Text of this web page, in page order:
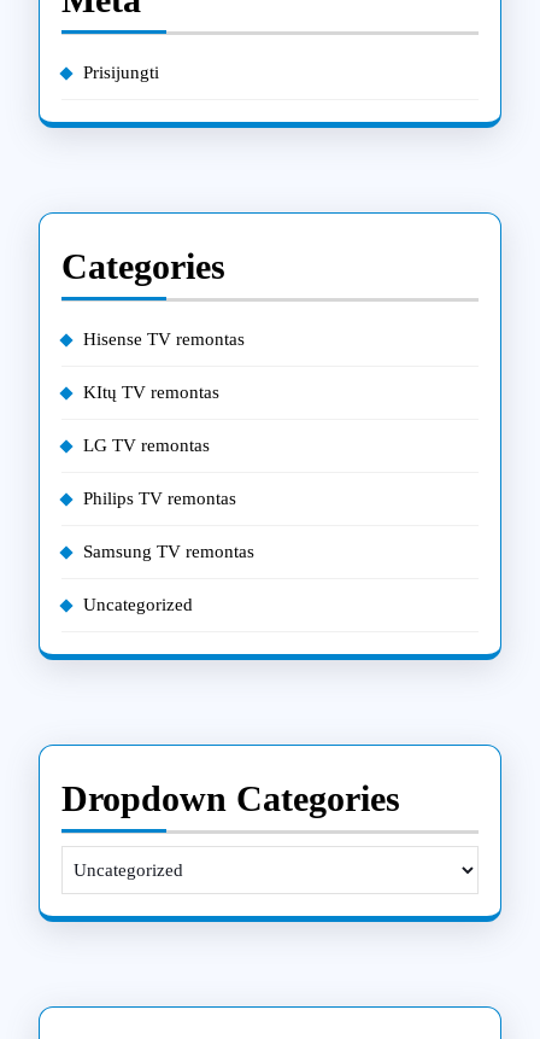
Prisijungti
Categories
Hisense TV remontas
KItų TV remontas
LG TV remontas
Philips TV remontas
Samsung TV remontas
Uncategorized
Dropdown Categories